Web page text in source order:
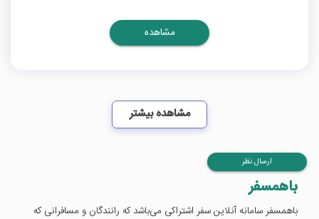
مشاهده
مشاهده بیشتر
ارسال نظر
باهمسفر
باهمسفر سامانه آنلاین سفر اشتراکی می‌باشد که رانندگان و مسافرانی که